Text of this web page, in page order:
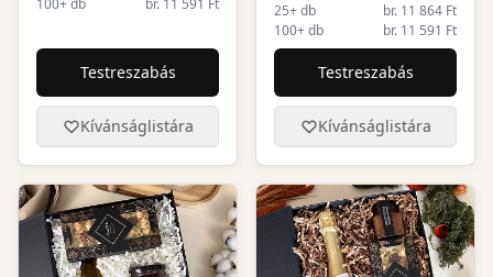
100+ db
br. 11 591 Ft
Testreszabás
Kívánságlistára
25+ db
br. 11 864 Ft
100+ db
br. 11 591 Ft
Testreszabás
Kívánságlistára